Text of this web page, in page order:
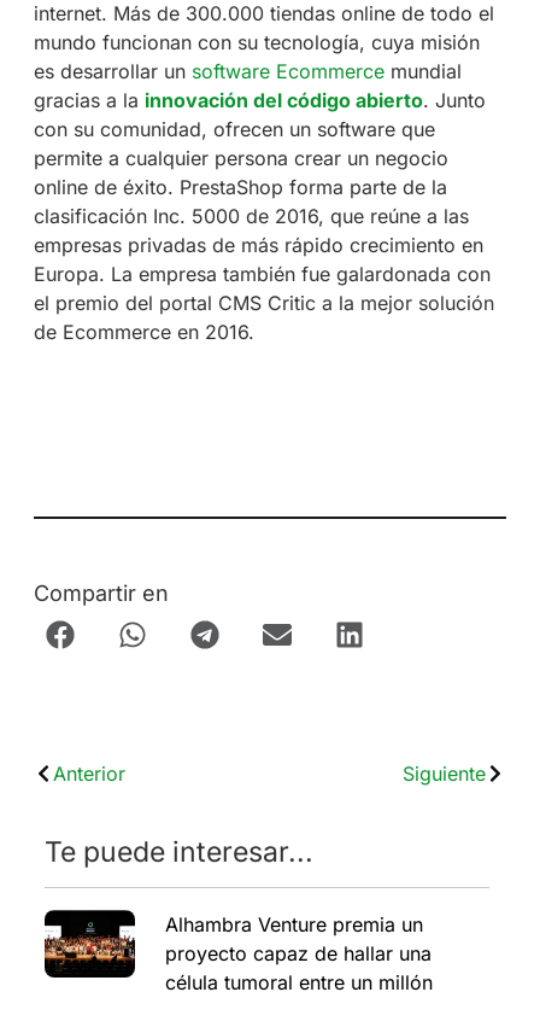
internet. Más de 300.000 tiendas online de todo el
mundo funcionan con su tecnología, cuya misión
es desarrollar un software Ecommercemundial
gracias a la innovación del código abierto. Junto
con su comunidad, ofrecen un software que
permite a cualquier persona crear un negocio
online de éxito. PrestaShop forma parte de la
clasificación Inc. 5000 de 2016, que reúne a las
empresas privadas de más rápido crecimiento en
Europa. La empresa también fue galardonada con
el premio del portal CMS Critic a la mejor solución
de Ecommerce en 2016.
Compartir en
Anterior Siguiente
Te puede interesar...
Alhambra Venture premia un
proyecto capaz de hallar una
célula tumoral entre un millón